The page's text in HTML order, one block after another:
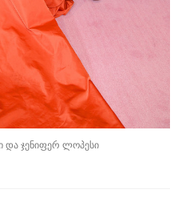
და ჯენიფერ ლოპესი